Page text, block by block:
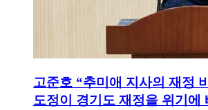
고준호 “추미애 지사의 재정
도정이 경기도 재정을 위기에